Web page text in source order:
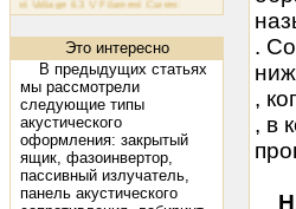
6.3 V Filament Current 1.6 A Plate Voltage (max)
Это интересно
В предыдущих статьях
мы рассмотрели
следующие типы
акустического
оформления: закрытый
ящик, фазоинвертор,
пассивный излучатель,
панель акустического
.
,
, в